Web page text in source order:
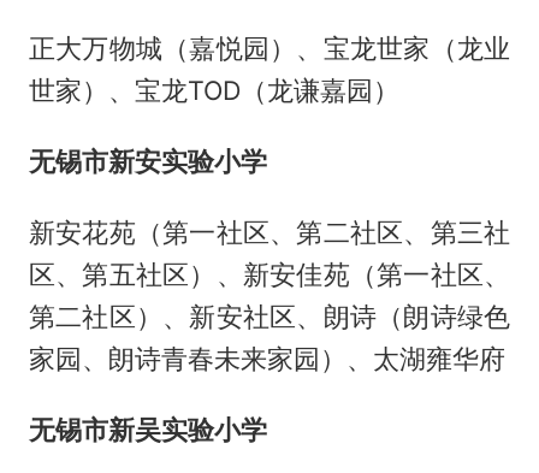
正大万物城（嘉悦园）、宝龙世家（龙业
世家）、宝龙TOD（龙谦嘉园）
无锡市新安实验小学
新安花苑（第一社区、第二社区、第三社
区、第五社区）、新安佳苑（第一社区、
第二社区）、新安社区、朗诗（朗诗绿色
家园、朗诗青春未来家园）、太湖雍华府
无锡市新吴实验小学